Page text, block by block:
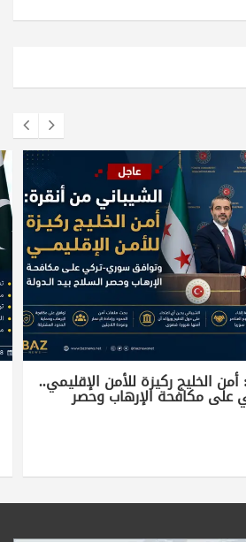
الخليج ركيزة للأمن الإقليمي..
مكافحة الإرهاب وحصر